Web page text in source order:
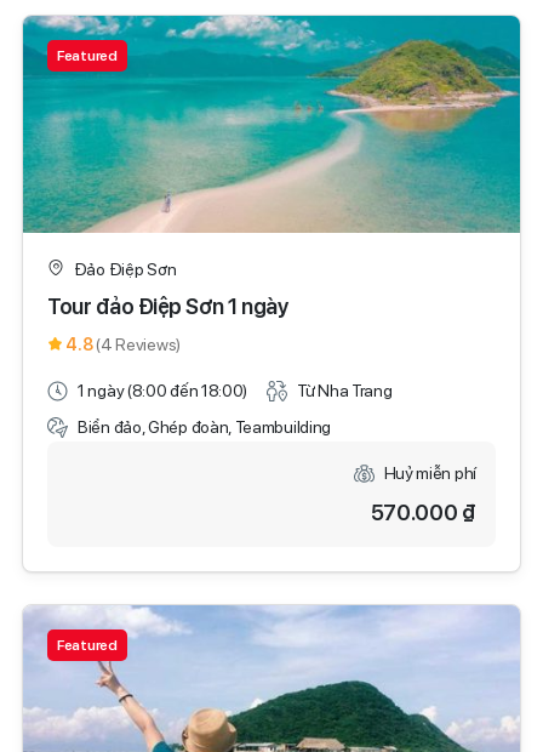
Featured
Đảo Điệp Sơn
Tour đảo Điệp Sơn 1 ngày
4.8(4 Reviews)
1 ngày (8:00 đến 18:00)
Từ Nha Trang
Biển đảo, Ghép đoàn, Teambuilding
Huỷ miễn phí
570.000 ₫
Featured